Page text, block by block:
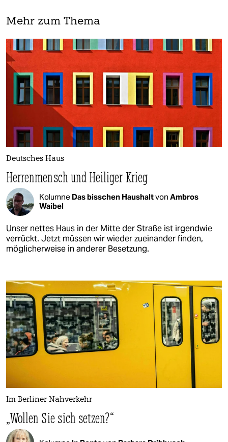
Mehr zum Thema
Deutsches Haus
Herrenmensch und Heiliger Krieg
Kolumne Das bisschen Haushaltvon Ambros
Waibel
Unser nettes Haus in der Mitte der Straße ist irgendwie
verrückt. Jetzt müssen wir wieder zueinander finden,
möglicherweise in anderer Besetzung.
Im Berliner Nahverkehr
„Wollen Sie sich setzen?“